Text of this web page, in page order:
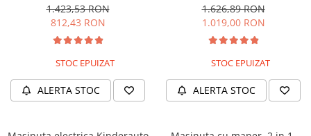
1.423,53 RON
812,43 RON
STOC EPUIZAT
ALERTA STOC
music player, albastru
1.626,89 RON
1.019,00 RON
STOC EPUIZAT
ALERTA STOC